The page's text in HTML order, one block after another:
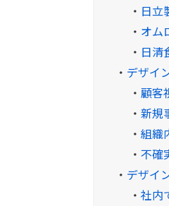
・ 日立
・ オム
・ 日清
・ デザイ
・ 顧客
・ 新規
・ 組織
・ 不確
・ デザイ
・ 社内